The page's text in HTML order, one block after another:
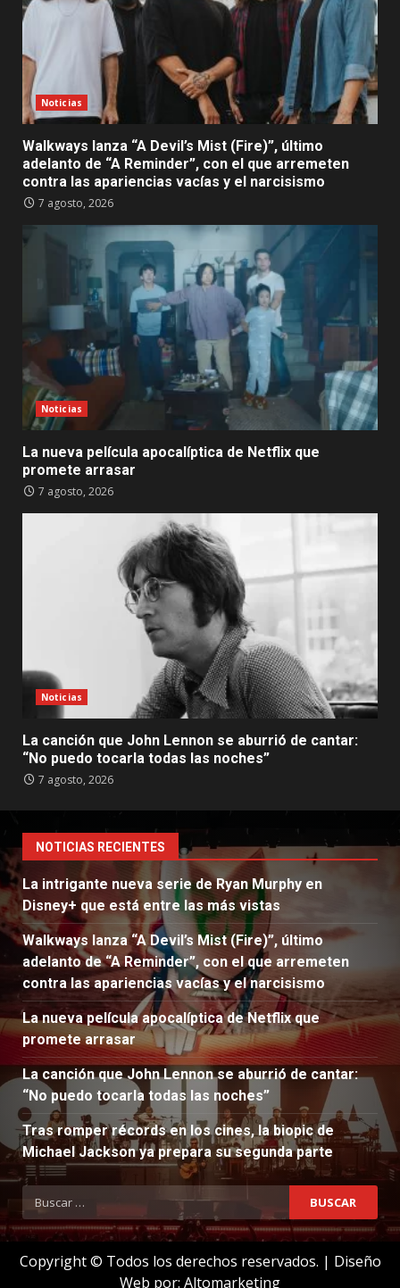
Noticias
Walkways lanza “A Devil’s Mist (Fire)”, último
adelanto de “A Reminder”, con el que arremeten
contra las apariencias vacías y el narcisismo
7 agosto, 2026
Noticias
La nueva película apocalíptica de Netflix que
promete arrasar
7 agosto, 2026
Noticias
La canción que John Lennon se aburrió de cantar:
“No puedo tocarla todas las noches”
7 agosto, 2026
NOTICIAS RECIENTES
La intrigante nueva serie de Ryan Murphy en
Disney+ que está entre las más vistas
Walkways lanza “A Devil’s Mist (Fire)”, último
adelanto de “A Reminder”, con el que arremeten
contra las apariencias vacías y el narcisismo
La nueva película apocalíptica de Netflix que
promete arrasar
La canción que John Lennon se aburrió de cantar:
“No puedo tocarla todas las noches”
Tras romper récords en los cines, la biopic de
Michael Jackson ya prepara su segunda parte
Buscar:
Copyright © Todos los derechos reservados. | Diseño
Web por: Altomarketing